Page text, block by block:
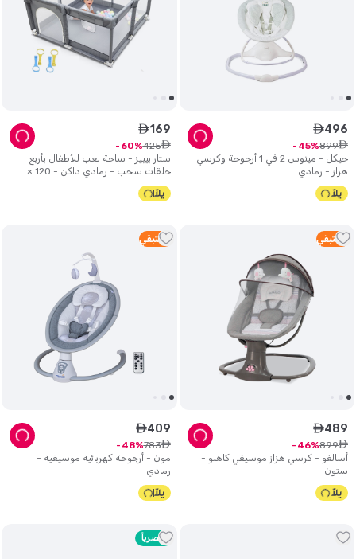
جيكل - مينوس 2 في 1 أرجوحة وكرسي
هزاز - رمادي
ê496
ê
899
45
ستار بيبيز - ساحة لعب للأطفال بأربع
حلقات سحب - رمادي داكن - 120 ×
120 سم
ê169
ê
425
60
2 متبقي
أسالفو - كرسي هزاز موسيقي كاهلو -
ستون
ê489
ê
899
46
2 متبقي
مون - أرجوحة كهربائية موسيقية -
رمادي
ê409
ê
783
48
حصرياً